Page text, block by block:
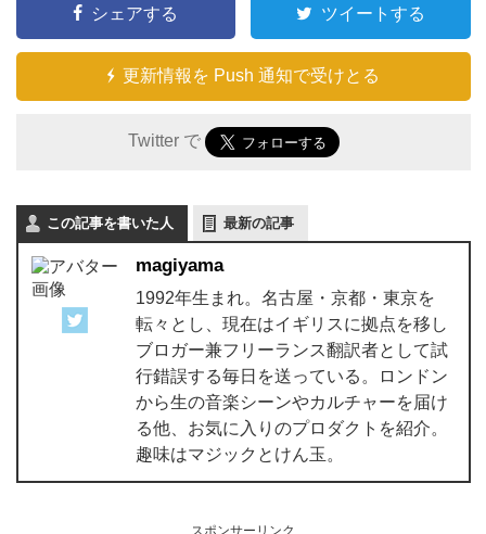
シェアする ツイートする
更新情報を Push 通知で受けとる
Twitter で
この記事を書いた人 最新の記事
magiyama
1992年生まれ。名古屋・京都・東京を
転々とし、現在はイギリスに拠点を移し
ブロガー兼フリーランス翻訳者として試
行錯誤する毎日を送っている。ロンドン
から生の音楽シーンやカルチャーを届け
る他、お気に入りのプロダクトを紹介。
趣味はマジックとけん玉。